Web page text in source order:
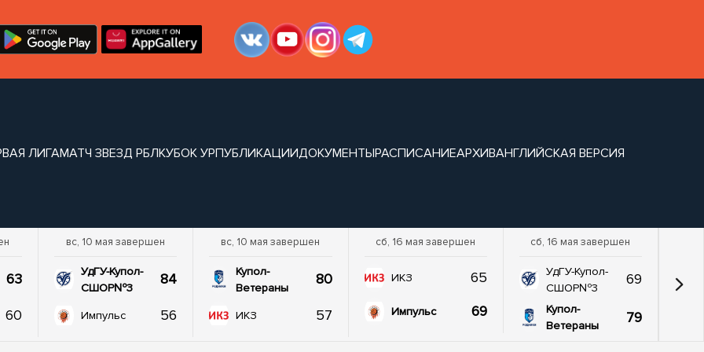
ЛИГАМАТЧ ЗВЕЗД РБЛКУБОК УРПУБЛИКАЦИИДОКУМЕНТЫРАСПИСАНИЕАРХИВАНГЛИЙСКАЯ ВЕРСИЯ
63
60
вс, 10 мая завершен
УдГУ-Купол-
СШОР№3
84
Импульс 56
вс, 10 мая завершен
Купол-
Ветераны
80
ИКЗ 57
сб, 16 мая завершен
ИКЗ 65
Импульс 69
сб, 16 мая завершен
УдГУ-Купол-
СШОР№3
69
Купол-
Ветераны
79